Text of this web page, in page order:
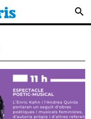
search